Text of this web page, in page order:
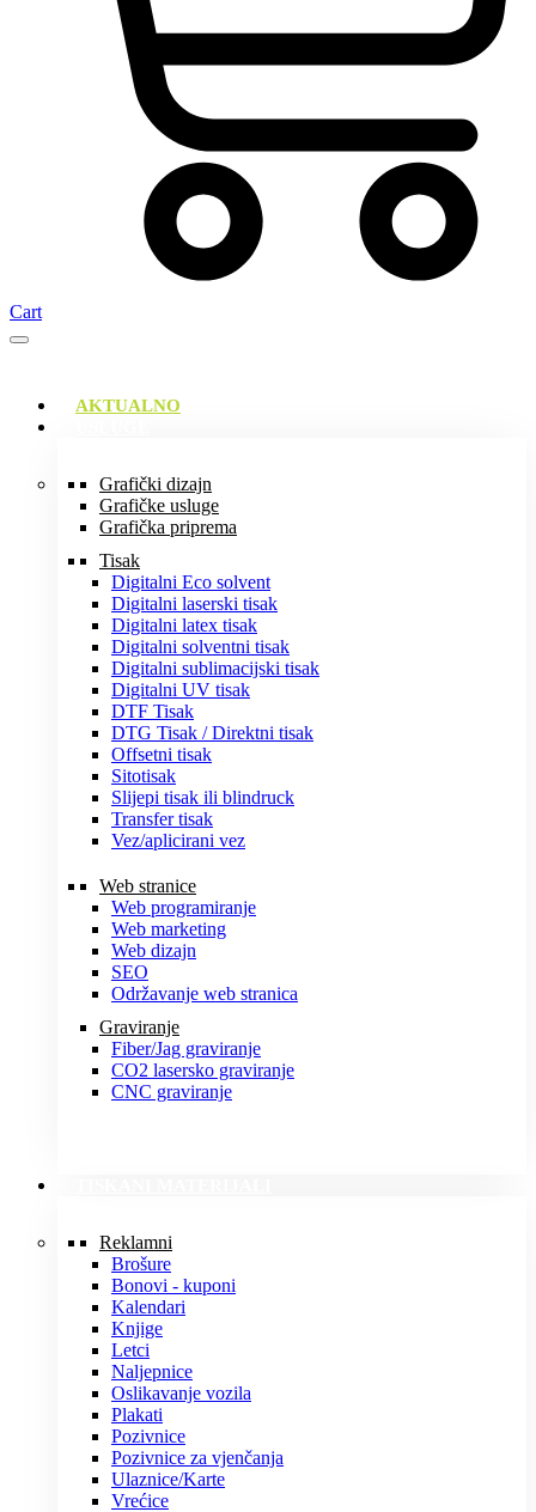
Cart
AKTUALNO
Grafički dizajn
Grafičke usluge
Grafička priprema
Tisak
Digitalni Eco solvent
Digitalni laserski tisak
Digitalni latex tisak
Digitalni solventni tisak
Digitalni sublimacijski tisak
Digitalni UV tisak
DTF Tisak
DTG Tisak / Direktni tisak
Offsetni tisak
Sitotisak
Slijepi tisak ili blindruck
Transfer tisak
Vez/aplicirani vez
Web stranice
Web programiranje
Web marketing
Web dizajn
SEO
Održavanje web stranica
Graviranje
Fiber/Jag graviranje
CO2 lasersko graviranje
CNC graviranje
Reklamni
Brošure
Bonovi - kuponi
Kalendari
Knjige
Letci
Naljepnice
Oslikavanje vozila
Plakati
Pozivnice
Pozivnice za vjenčanja
Ulaznice/Karte
Vrećice